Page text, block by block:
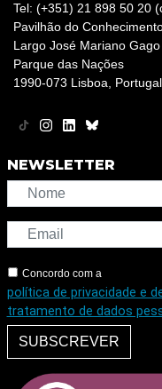
Tel: (+351) 21 898 50 20
Pavilhão do
Largo José Mariano Gago
Parque das Nações
1990-073 Lisboa, Portugal
NEWSLETTER
Concordo com a
política de privacidade e
tratamento de dados
SUBSCREVER